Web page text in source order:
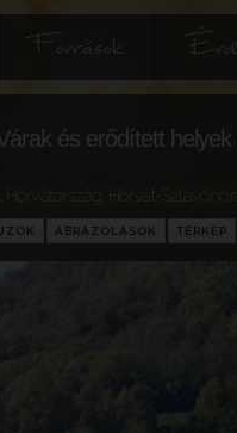
Források
és erődített
Horvátország Horvát-
ÁBRÁZOLÁSOK TÉRKÉP